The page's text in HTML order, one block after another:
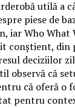
utilă a
piese de
iar Who What
conștient, din
deciziilor
observă că
că oferă o
pentru